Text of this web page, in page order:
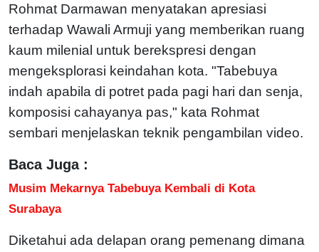
Rohmat Darmawan menyatakan apresiasi
terhadap Wawali Armuji yang memberikan ruang
kaum milenial untuk berekspresi dengan
mengeksplorasi keindahan kota. "Tabebuya
indah apabila di potret pada pagi hari dan senja,
komposisi cahayanya pas," kata Rohmat
sembari menjelaskan teknik pengambilan video.
Baca Juga :
Musim Mekarnya Tabebuya Kembali di Kota
Surabaya
Diketahui ada delapan orang pemenang dimana